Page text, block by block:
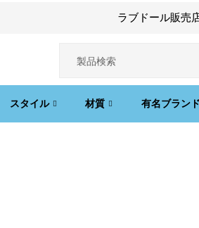
ラブドール販売
スタイル 材質 有名ブランド